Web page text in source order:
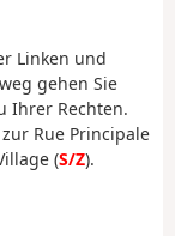
Linken und
gehen Sie
Ihrer Rechten.
Rue Principale
(S/Z).